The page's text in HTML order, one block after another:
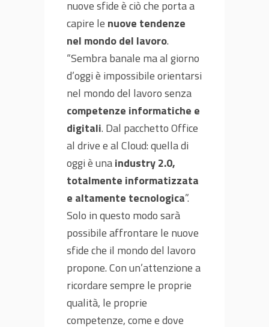
nuove sfide è ciò che porta a
capire le nuove tendenze
nel mondo del lavoro.
“Sembra banale ma al giorno
d’oggi è impossibile orientarsi
nel mondo del lavoro senza
competenze informatiche e
digitali. Dal pacchetto Office
al drive e al Cloud: quella di
oggi è unaindustry 2.0,
totalmente informatizzata
e altamente tecnologica”.
Solo in questo modo sarà
possibile affrontare le nuove
sfide che il mondo del lavoro
propone. Con un’attenzione a
ricordare sempre le proprie
qualità, le proprie
competenze, come e dove